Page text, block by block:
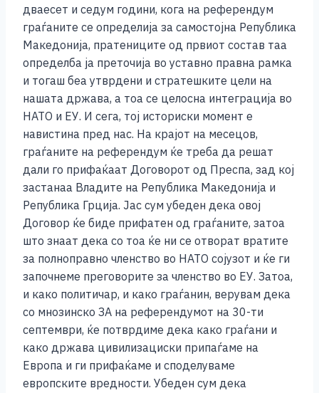
дваесет и седум години, кога на референдум
граѓаните се определија за самостојна Република
Македонија, пратениците од првиот состав таа
определба ја преточија во уставно правна рамка
и тогаш беа утврдени и стратешките цели на
нашата држава, а тоа се целосна интеграција во
НАТО и ЕУ. И сега, тој историски момент е
навистина пред нас. На крајот на месецов,
граѓаните на референдум ќе треба да решат
дали го прифаќаат Договорот од Преспа, зад кој
застанаа Владите на Република Македонија и
Република Грција. Јас сум убеден дека овој
Договор ќе биде прифатен од граѓаните, затоа
што знаат дека со тоа ќе ни се отворат вратите
за полноправно членство во НАТО сојузот и ќе ги
започнеме преговорите за членство во ЕУ. Затоа,
и како политичар, и како граѓанин, верувам дека
со мнозинско ЗА на референдумот на 30-ти
септември, ќе потврдиме дека како граѓани и
како држава цивилизациски припаѓаме на
Европа и ги прифаќаме и споделуваме
европските вредности. Убеден сум дека